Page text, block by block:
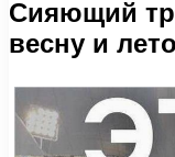
Сияющий
весну и